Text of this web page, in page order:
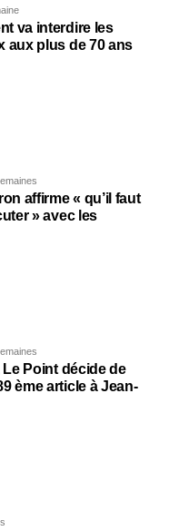
va interdire les
aux plus de 70 ans
affirme « qu’il faut
» avec les
Le Point décide de
ème article à Jean-